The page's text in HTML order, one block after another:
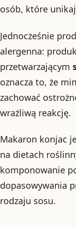
osób, które
Jednocześnie
alergenna:
przetwarzającym
oznacza to, że
zachować
wrażliwą reakcję.
Makaron konjac
na dietach
komponowanie
dopasowywania
rodzaju sosu.